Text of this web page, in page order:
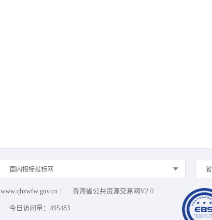
国内招标投标网
www.qhzwfw.gov.cn 青海省公共资源交易网V2.0
今日访问量： 495483